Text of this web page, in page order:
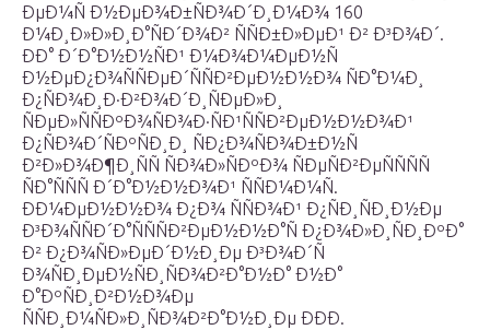
ÐµÐ¼Ñ Ð½ÐµÐ¾Ð±ÑÐ¾Ð´Ð¸Ð¼Ð¾ 160
Ð¼Ð¸Ð»Ð»Ð¸Ð°ÑÐ´Ð¾Ð² ÑÑÐ±Ð»ÐµÐ¹ Ð² Ð³Ð¾Ð´.
ÐÐ° Ð´Ð°Ð½Ð½ÑÐ¹ Ð¼Ð¾Ð¼ÐµÐ½Ñ
Ð½ÐµÐ¿Ð¾ÑÑÐµÐ´ÑÑÐ²ÐµÐ½Ð½Ð¾ ÑÐ°Ð¼Ð¸
Ð¿ÑÐ¾Ð¸Ð·Ð²Ð¾Ð´Ð¸ÑÐµÐ»Ð¸
ÑÐµÐ»ÑÑÐºÐ¾ÑÐ¾Ð·ÑÐ¹ÑÑÐ²ÐµÐ½Ð½Ð¾Ð¹
Ð¿ÑÐ¾Ð´ÑÐºÑÐ¸Ð¸ ÑÐ¿Ð¾ÑÐ¾Ð±Ð½Ñ
Ð²Ð»Ð¾Ð¶Ð¸ÑÑ ÑÐ¾Ð»ÑÐºÐ¾ ÑÐµÑÐ²ÐµÑÑÑÑ
ÑÐ°ÑÑÑ Ð´Ð°Ð½Ð½Ð¾Ð¹ ÑÑÐ¼Ð¼Ñ.
ÐÐ¼ÐµÐ½Ð½Ð¾ Ð¿Ð¾ ÑÑÐ¾Ð¹ Ð¿ÑÐ¸ÑÐ¸Ð½Ðµ
Ð³Ð¾ÑÑÐ´Ð°ÑÑÑÐ²ÐµÐ½Ð½Ð°Ñ Ð¿Ð¾Ð»Ð¸ÑÐ¸ÐºÐ°
Ð² Ð¿Ð¾ÑÐ»ÐµÐ´Ð½Ð¸Ðµ Ð³Ð¾Ð´Ñ
Ð¾ÑÐ¸ÐµÐ½ÑÐ¸ÑÐ¾Ð²Ð°Ð½Ð° Ð½Ð°
Ð°ÐºÑÐ¸Ð²Ð½Ð¾Ðµ
ÑÑÐ¸Ð¼ÑÐ»Ð¸ÑÐ¾Ð²Ð°Ð½Ð¸Ðµ ÐÐÐ.